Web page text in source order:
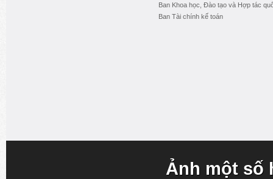
Ban Khoa học, Đào tạo và Hợp tác
Ban Tài chính kế toán
Ảnh một số